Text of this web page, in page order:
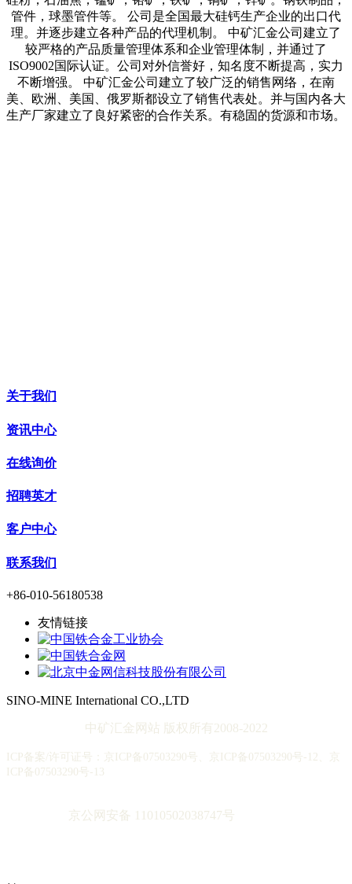
关于我们
资讯中心
在线询价
招聘英才
客户中心
联系我们
+86-010-56180538
友情链接
SINO-MINE International CO.,LTD
中矿汇金网站 版权所有2008-2022
ICP备案/许可证号：京ICP备07503290号、京ICP备07503290号-12、京
ICP备07503290号-13
京公网安备 11010502038747号